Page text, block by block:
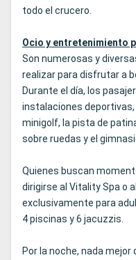
todo el crucero.
Ocio y entretenimiento
Son numerosas y
realizar para disfrutar a
Durante el día, los
instalaciones deportivas,
minigolf, la pista de
sobre ruedas y el
Quienes buscan
dirigirse al Vitality Spa o
exclusivamente para
4 piscinas y 6 jacuzzis.
Por la noche, nada